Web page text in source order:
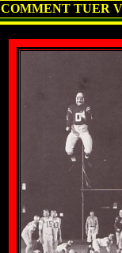
COMMENT TUER